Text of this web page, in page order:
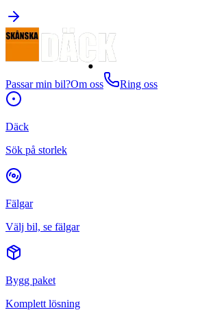
Passar min bil?Om oss Ring oss
Däck
Sök på storlek
Fälgar
Välj bil, se fälgar
Bygg paket
Komplett lösning